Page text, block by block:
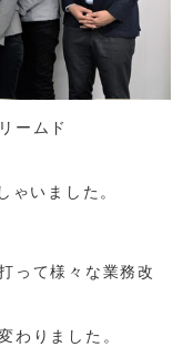
ームド
ゃいました。
って様々な業務改
わりました。